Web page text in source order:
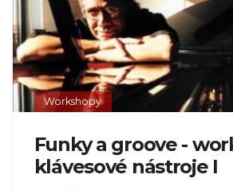
Workshopy
Funky a groove -
klávesové nástroje I